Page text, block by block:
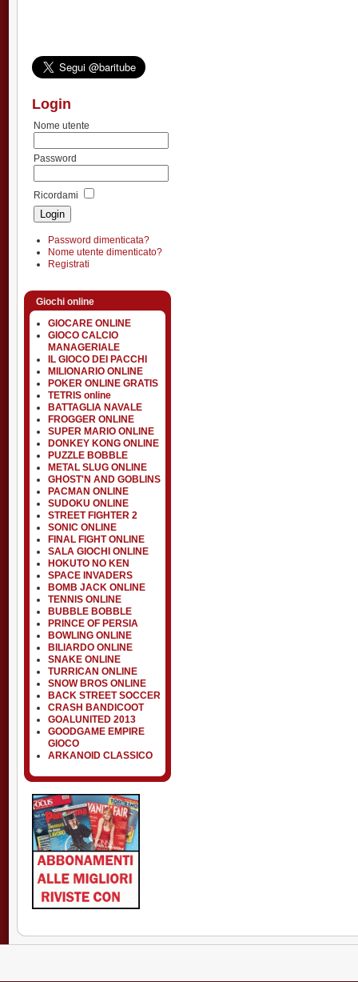
Login
Nome utente
Password
Ricordami
Password dimenticata?
Nome utente dimenticato?
Registrati
Giochi online
GIOCARE ONLINE
GIOCO CALCIO
MANAGERIALE
IL GIOCO DEI PACCHI
MILIONARIO ONLINE
POKER ONLINE GRATIS
TETRIS online
BATTAGLIA NAVALE
FROGGER ONLINE
SUPER MARIO ONLINE
DONKEY KONG ONLINE
PUZZLE BOBBLE
METAL SLUG ONLINE
GHOST'N AND GOBLINS
PACMAN ONLINE
SUDOKU ONLINE
STREET FIGHTER 2
SONIC ONLINE
FINAL FIGHT ONLINE
SALA GIOCHI ONLINE
HOKUTO NO KEN
SPACE INVADERS
BOMB JACK ONLINE
TENNIS ONLINE
BUBBLE BOBBLE
PRINCE OF PERSIA
BOWLING ONLINE
BILIARDO ONLINE
SNAKE ONLINE
TURRICAN ONLINE
SNOW BROS ONLINE
BACK STREET SOCCER
CRASH BANDICOOT
GOALUNITED 2013
GOODGAME EMPIRE
GIOCO
ARKANOID CLASSICO